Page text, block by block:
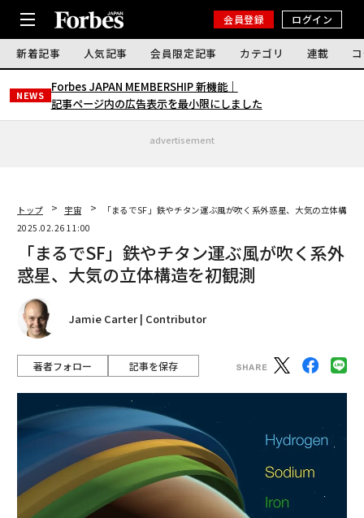
会員登録 ログイン
新着記事 人気記事 会員限定記事 カテゴリ 連載
NEWS
Forbes JAPAN MEMBERSHIP 新機能｜
記事ページ内の広告表示を最小限にしました
advertisement
トップ 宇宙
「まるでSF」鉄やチタン運ぶ風が吹く系外惑星、大気の立体構造
2025.02.26 11:00
「まるでSF」鉄やチタン運ぶ風が吹く系外
惑星、大気の立体構造を初観測
Jamie Carter | Contributor
著者フォロー 記事を保存